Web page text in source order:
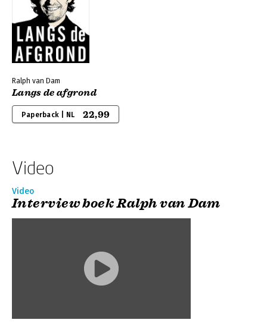
Ralph van Dam
Langs de afgrond
Paperback | NL 22,99
Video
Video
Interview boek Ralph van Dam